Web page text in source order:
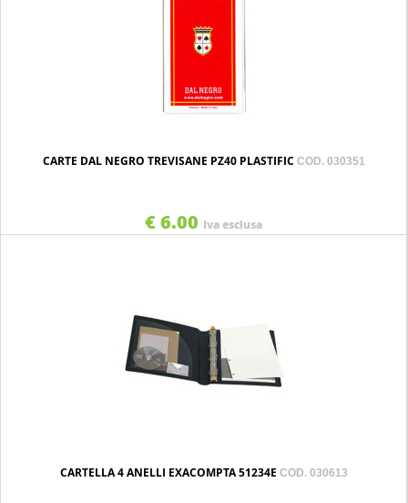
CARTE DAL NEGRO TREVISANE PZ40 PLASTIFIC COD. 030351
€ 6.00 Iva esclusa
CARTELLA 4 ANELLI EXACOMPTA 51234E COD. 030613